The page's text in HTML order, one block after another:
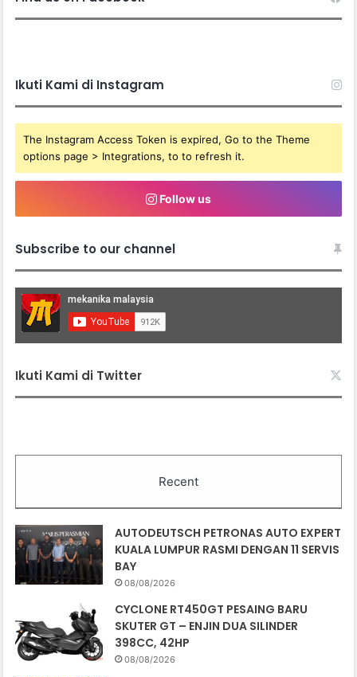
Ikuti Kami di Instagram
The Instagram Access Token is expired, Go to the Theme
options page > Integrations, to to refresh it.
Follow us
Subscribe to our channel
Ikuti Kami di Twitter
Recent
AUTODEUTSCH PETRONAS AUTO EXPERT
KUALA LUMPUR RASMI DENGAN 11 SERVIS
BAY
08/08/2026
CYCLONE RT450GT PESAING BARU
SKUTER GT – ENJIN DUA SILINDER
398CC, 42HP
08/08/2026